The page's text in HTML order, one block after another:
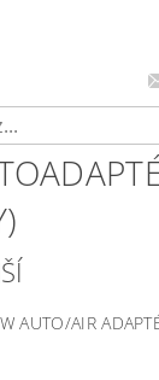
AUTO/AIR